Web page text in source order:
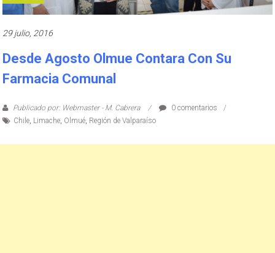
29 julio, 2016
Desde Agosto Olmue Contara Con Su
Farmacia Comunal
Publicado por: Webmaster - M. Cabrera
0 comentarios
Chile Limache Olmué Región de Valparaíso